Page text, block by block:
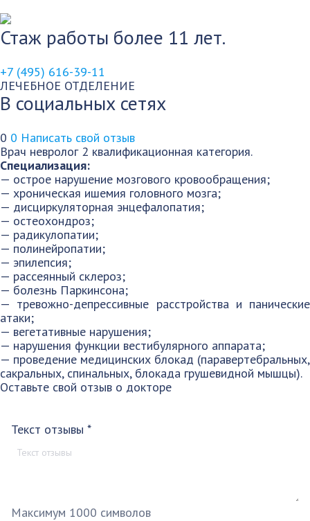
Стаж работы более 11 лет.
+7 (495) 616-39-11
ЛЕЧЕБНОЕ ОТДЕЛЕНИЕ
В социальных сетях
0 0 Написать свой отзыв
Врач невролог 2 квалификационная категория.
Специализация:
— острое нарушение мозгового кровообращения;
— хроническая ишемия головного мозга;
— дисциркуляторная энцефалопатия;
— остеохондроз;
— радикулопатии;
— полинейропатии;
— эпилепсия;
— рассеянный склероз;
— болезнь Паркинсона;
— тревожно-депрессивные расстройства и панические
атаки;
— вегетативные нарушения;
— нарушения функции вестибулярного аппарата;
— проведение медицинских блокад (паравертебральных,
сакральных, спинальных, блокада грушевидной мышцы).
Оставьте свой отзыв о докторе
Текст отзывы *
Максимум 1000 символов